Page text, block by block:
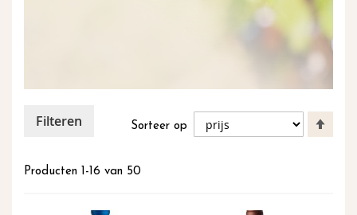
Producten 1-16 van 50
Sorteer op
hoog
Filteren